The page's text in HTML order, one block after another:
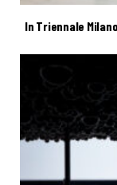
In Triennale